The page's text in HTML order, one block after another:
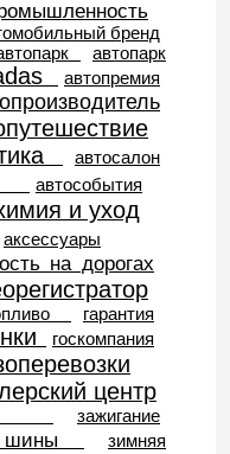
бренд
автопарк
автопремия
автосалон
автособытия
и уход
аксессуары
на дорогах
гарантия
госкомпания
центр
зажигание
шины
зимняя